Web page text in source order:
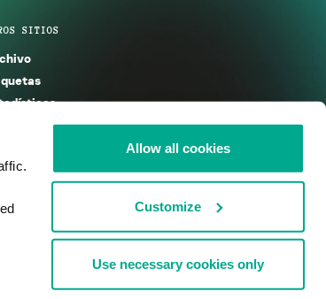
Allow all cookies
Customize
Use necessary cookies only
SITIOS
2025
Acuerdo de licencia Cookies